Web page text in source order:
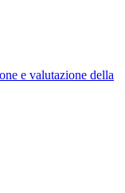
e valutazione della